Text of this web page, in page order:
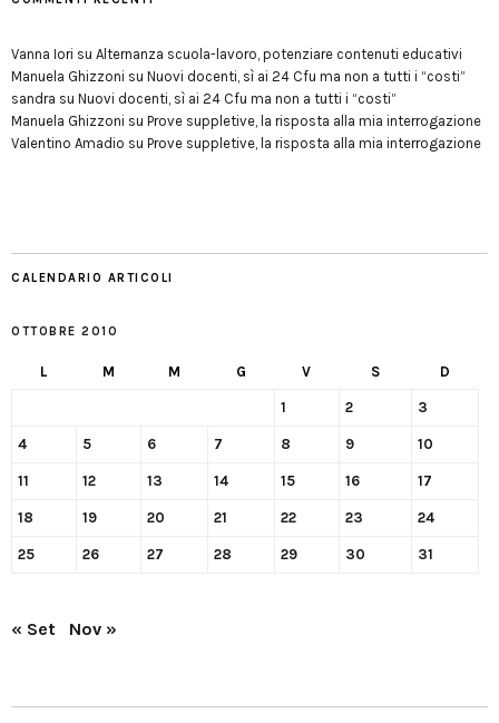
Vanna Iori su Alternanza scuola-lavoro, potenziare contenuti educativi
Manuela Ghizzoni su Nuovi docenti, sì ai 24 Cfu ma non a tutti i “costi”
sandra su Nuovi docenti, sì ai 24 Cfu ma non a tutti i “costi”
Manuela Ghizzoni su Prove suppletive, la risposta alla mia interrogazione
Valentino Amadio su Prove suppletive, la risposta alla mia interrogazione
CALENDARIO ARTICOLI
OTTOBRE 2010
L M M G V S D
1 2 3
4 5 6 7 8 9 10
11 12 13 14 15 16 17
18 19 20 21 22 23 24
25 26 27 28 29 30 31
« Set Nov »